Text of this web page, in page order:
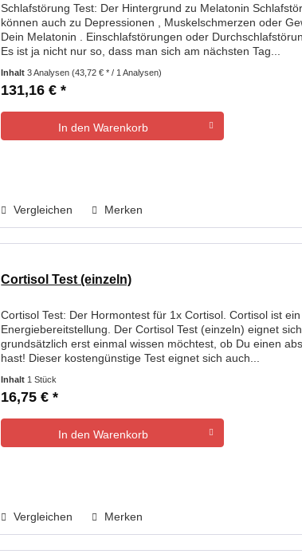
Schlafstörung Test: Der Hintergrund zu Melatonin
können auch zu Depressionen , Muskelschmerzen oder
Dein Melatonin . Einschlafstörungen oder
Es ist ja nicht nur so, dass man sich am nächsten Tag...
Inhalt3 Analysen(43,72 € * / 1 Analysen)
131,16 € *
In den Warenkorb
Vergleichen Merken
Cortisol Test (einzeln)
Cortisol Test: Der Hormontest für 1x Cortisol. Cortisol ist
Energiebereitstellung. Der Cortisol Test (einzeln) eignet
grundsätzlich erst einmal wissen möchtest, ob Du einen
hast! Dieser kostengünstige Test eignet sich auch...
Inhalt 1 Stück
16,75 € *
In den Warenkorb
Vergleichen Merken